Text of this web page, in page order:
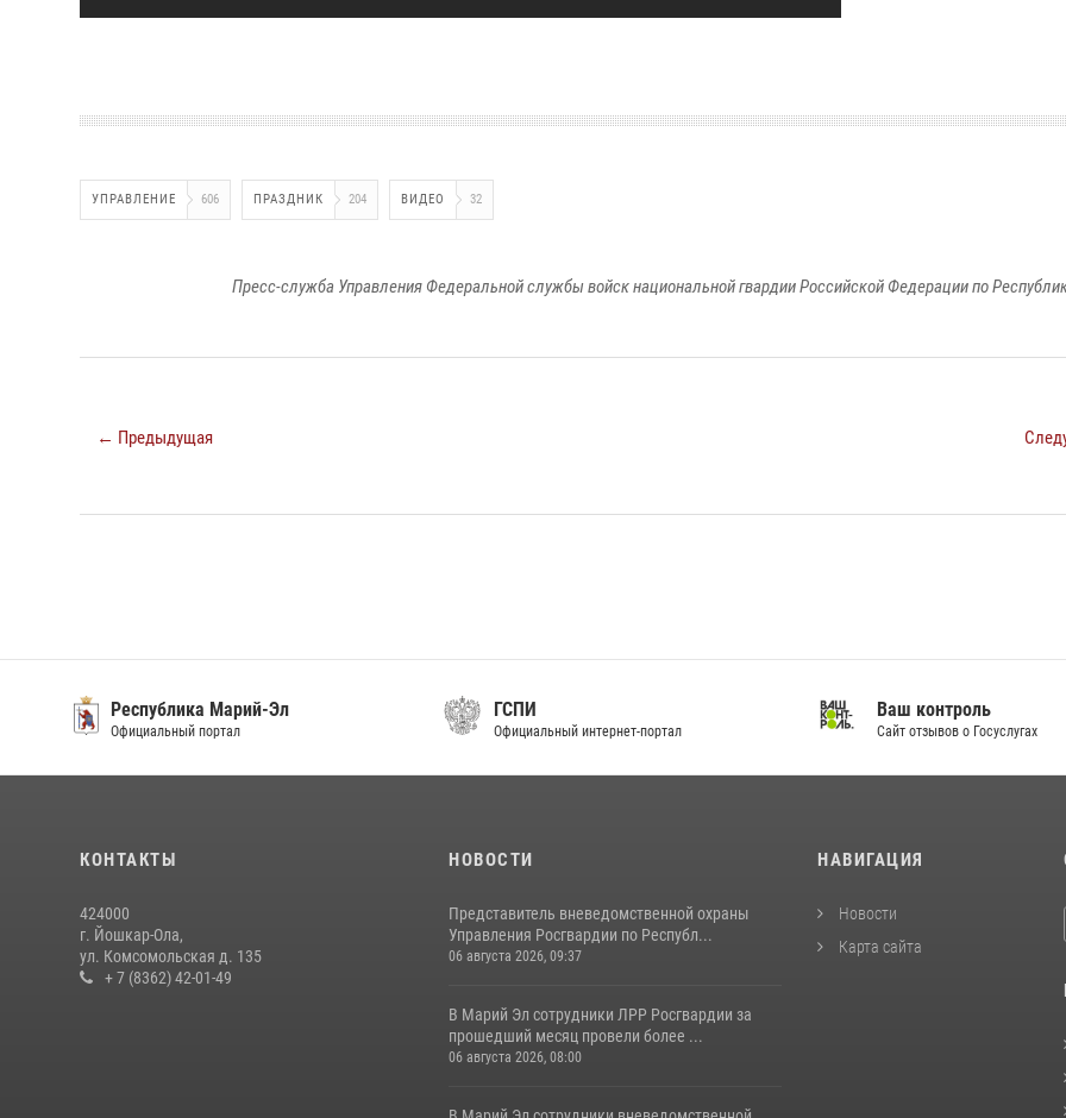
УПРАВЛЕНИЕ 606 ПРАЗДНИК 204 ВИДЕО 32
Пресс-служба Управления Федеральной службы войск национальной гвардии Российской Федерации по
← Предыдущая
Республика Марий-Эл
Официальный портал
ГСПИ
Официальный интернет-портал
Ваш контроль
Сайт отзывов о Госуслугах
КОНТАКТЫ
424000
г. Йошкар-Ола,
ул. Комсомольская д. 135
+ 7 (8362) 42-01-49
НОВОСТИ
Представитель вневедомственной охраны
Управления Росгвардии по Республ...
06 августа 2026, 09:37
В Марий Эл сотрудники ЛРР Росгвардии за
прошедший месяц провели более ...
06 августа 2026, 08:00
НАВИГАЦИЯ
Новости
Карта сайта